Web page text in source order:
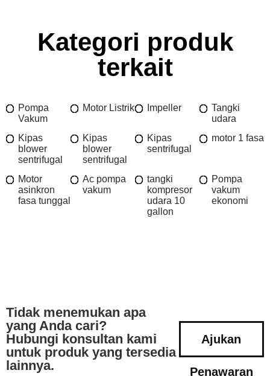
Kategori produk
terkait
Pompa
Vakum
Motor Listrik Impeller
Tangki
udara
Kipas
blower
sentrifugal
Kipas
blower
sentrifugal
Kipas
sentrifugal
motor 1 fasa
Motor
asinkron
fasa tunggal
Ac pompa
vakum
tangki
kompresor
udara 10
gallon
Pompa
vakum
ekonomi
Tidak menemukan apa
yang Anda cari?
Hubungi konsultan kami
untuk produk yang tersedia
lainnya.
Ajukan
Penawaran